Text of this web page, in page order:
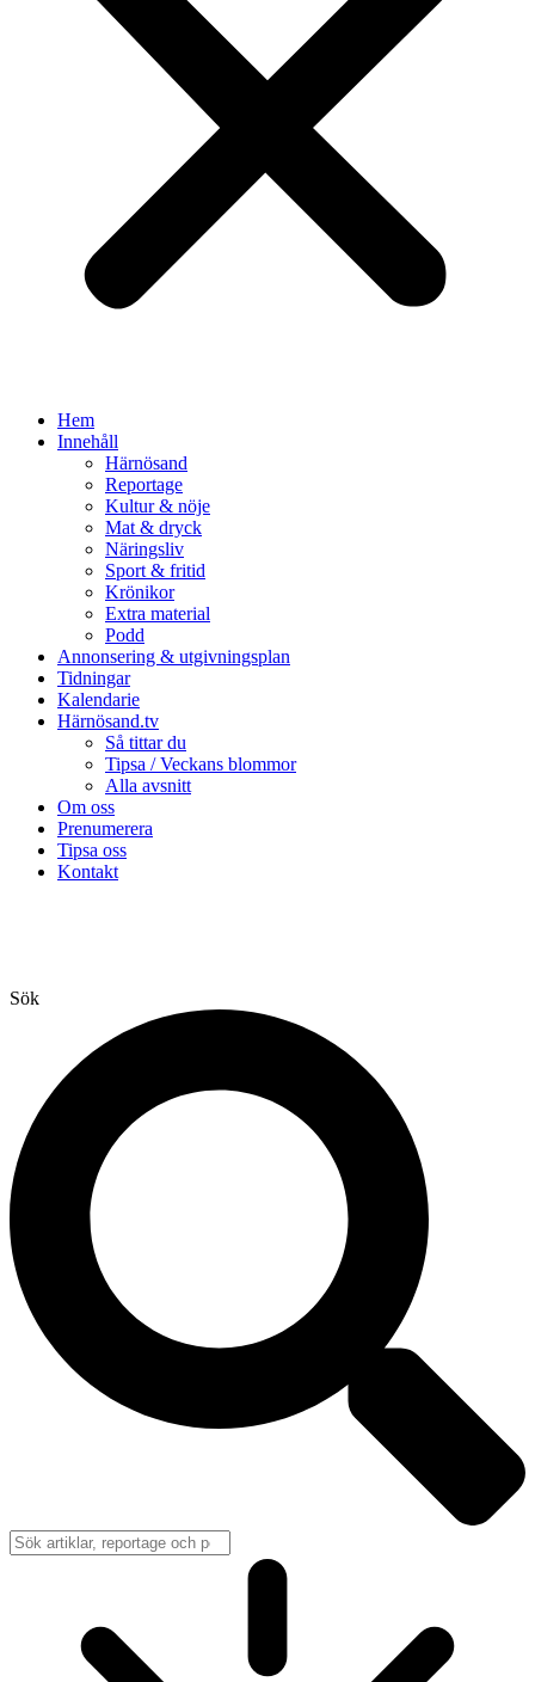
Hem
Innehåll
Härnösand
Reportage
Kultur & nöje
Mat & dryck
Näringsliv
Sport & fritid
Krönikor
Extra material
Podd
Annonsering & utgivningsplan
Tidningar
Kalendarie
Härnösand.tv
Så tittar du
Tipsa / Veckans blommor
Alla avsnitt
Om oss
Prenumerera
Tipsa oss
Kontakt
Sök